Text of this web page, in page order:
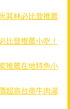
其林必比登推薦
比登推薦小吃！
推薦在地特色小
超高台南牛肉湯